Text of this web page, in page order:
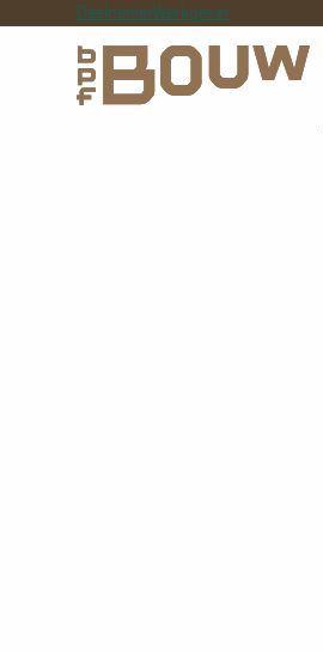
DeelnemerWerkgever